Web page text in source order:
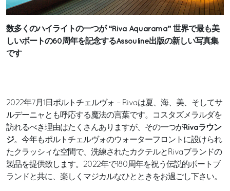
数多くのハイライトの一つが “Riva Aquarama” 世界で最も美
しいボートの60周年を記念するAssouline出版の新しい写真集
です
2022年7月1日ポルトチェルヴォ – Rivaは夏、海、美、そしてサ
ルデーニャとも呼応する魔法の言葉です。コスタズメラルダを
訪れるべき理由はたくさんありますが、その一つがRivaラウン
ジ。今年もポルトチェルヴォのウォーターフロントに設けられ
たクラッシィな空間で、洗練されたカクテルとRivaブランドの
製品を提供致します。2022年で180周年を祝う伝説的ボートブ
ランドと共に、楽しくマジカルなひとときをお過ごし下さい。